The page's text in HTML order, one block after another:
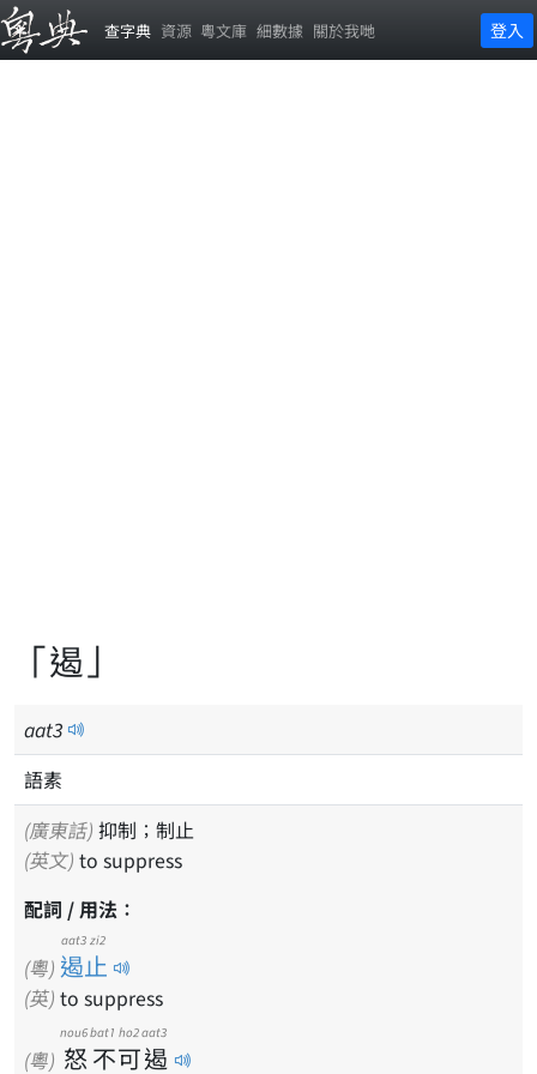
查字典 資源 粵文庫 細數據 關於我哋 登入
「遏」
aat3
語素
(廣東話) 抑制；制止
(英文) to suppress
配詞 / 用法：
(粵) 遏止
aat3 zi2
(英) to suppress
(粵) 怒
nou6
不
bat1
可
ho2
遏
aat3